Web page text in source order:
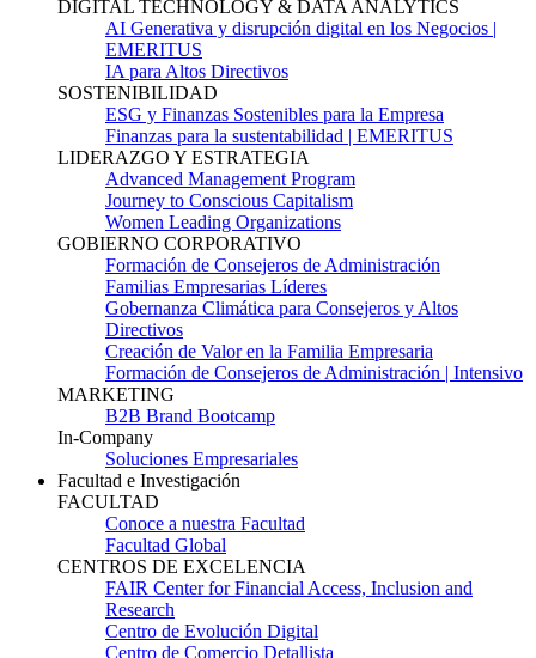
DIGITAL TECHNOLOGY & DATA ANALYTICS
AI Generativa y disrupción digital en los Negocios |
EMERITUS
IA para Altos Directivos
SOSTENIBILIDAD
ESG y Finanzas Sostenibles para la Empresa
Finanzas para la sustentabilidad | EMERITUS
LIDERAZGO Y ESTRATEGIA
Advanced Management Program
Journey to Conscious Capitalism
Women Leading Organizations
GOBIERNO CORPORATIVO
Formación de Consejeros de Administración
Familias Empresarias Líderes
Gobernanza Climática para Consejeros y Altos
Directivos
Creación de Valor en la Familia Empresaria
Formación de Consejeros de Administración | Intensivo
MARKETING
B2B Brand Bootcamp
In-Company
Soluciones Empresariales
Facultad e Investigación
FACULTAD
Conoce a nuestra Facultad
Facultad Global
CENTROS DE EXCELENCIA
FAIR Center for Financial Access, Inclusion and
Research
Centro de Evolución Digital
Centro de Comercio Detallista